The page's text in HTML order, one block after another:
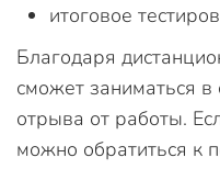
итоговое
Благодаря
сможет заниматься в
отрыва от работы.
можно обратиться к